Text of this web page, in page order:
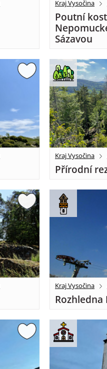
Kraj Vysočina
Poutní
Sázavou
Kraj Vysočina
Přírodní
Kraj Vysočina
Rozhledna